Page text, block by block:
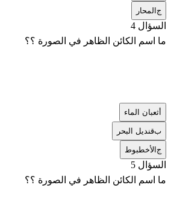
جالمحار
السؤال 4
ما اسم الكائن الظاهر في الصورة ؟؟
ثعبان الماء
بقنديل البحر
جالأخطبوط
السؤال 5
ما اسم الكائن الظاهر في الصورة ؟؟